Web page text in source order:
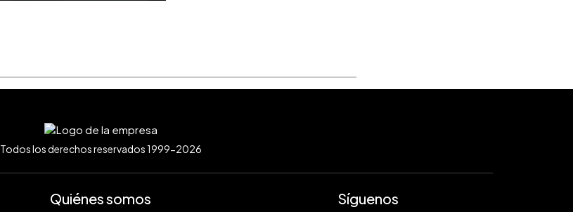
Todos los derechos reservados 1999-2026
Quiénes somos Síguenos